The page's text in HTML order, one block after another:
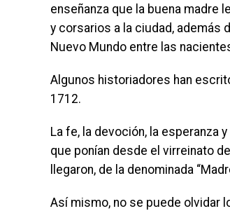
enseñanza que la buena madre
y corsarios a la ciudad, además
Nuevo Mundo entre las
Algunos historiadores han
1712.
La fe, la devoción, la esperanza
que ponían desde el virreinato
llegaron, de la denominada
Así mismo, no se puede olvidar